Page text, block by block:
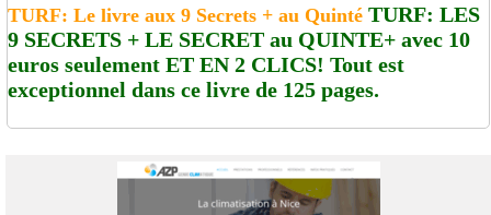
TURF: Le livre aux 9 Secrets + au Quinté TURF: LES
9 SECRETS + LE SECRET au QUINTE+ avec 10
euros seulement ET EN 2 CLICS! Tout est
exceptionnel dans ce livre de 125 pages.